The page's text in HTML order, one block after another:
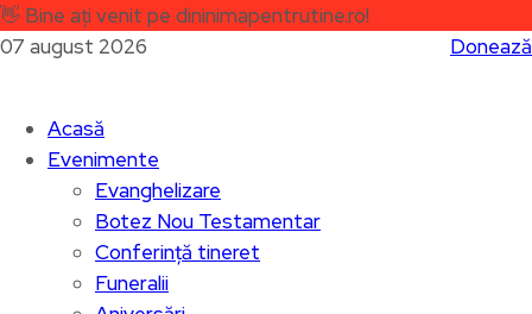
👋 Bine ați venit pe dininimapentrutine.ro!
07 august 2026
Donează
Acasă
Evenimente
Evanghelizare
Botez Nou Testamentar
Conferință tineret
Funeralii